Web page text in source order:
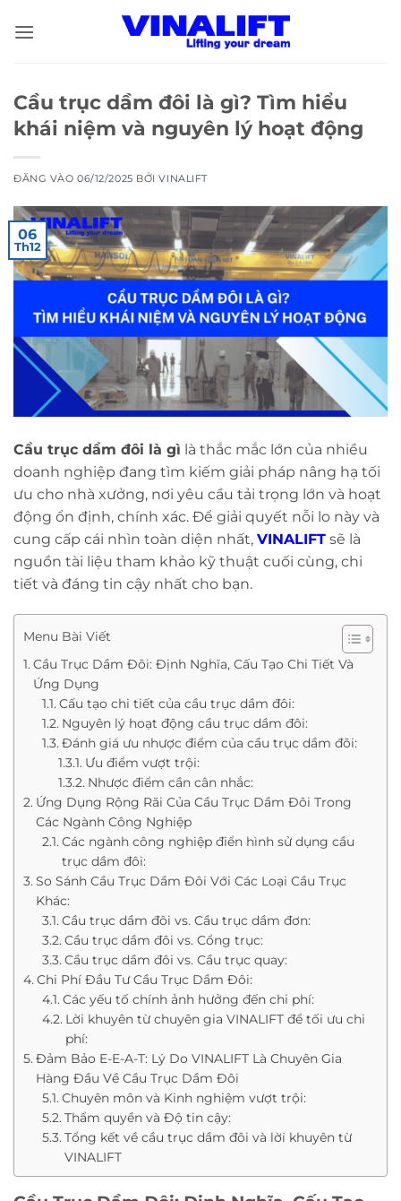
qua
Cầu trục dầm đôi là gì? Tìm hiểu
khái niệm và nguyên lý hoạt động
ĐĂNG VÀO06/12/2025 BỞIVINALIFT
06
Th12
Cầu trục dầm đôi là gì là thắc mắc lớn của nhiều
doanh nghiệp đang tìm kiếm giải pháp nâng hạ tối
ưu cho nhà xưởng, nơi yêu cầu tải trọng lớn và hoạt
động ổn định, chính xác. Để giải quyết nỗi lo này và
cung cấp cái nhìn toàn diện nhất, VINALIFT sẽ là
nguồn tài liệu tham khảo kỹ thuật cuối cùng, chi
tiết và đáng tin cậy nhất cho bạn.
Menu Bài Viết
Cầu Trục Dầm Đôi: Định Nghĩa, Cấu Tạo Chi Tiết Và
Ứng Dụng
Cấu tạo chi tiết của cầu trục dầm đôi:
Nguyên lý hoạt động cầu trục dầm đôi:
Đánh giá ưu nhược điểm của cầu trục dầm đôi:
Ưu điểm vượt trội:
Nhược điểm cần cân nhắc:
Ứng Dụng Rộng Rãi Của Cầu Trục Dầm Đôi Trong
Các Ngành Công Nghiệp
Các ngành công nghiệp điển hình sử dụng cầu
trục dầm đôi:
So Sánh Cầu Trục Dầm Đôi Với Các Loại Cầu Trục
Khác:
Cầu trục dầm đôi vs. Cầu trục dầm đơn:
Cầu trục dầm đôi vs. Cổng trục:
Cầu trục dầm đôi vs. Cầu trục quay:
Chi Phí Đầu Tư Cầu Trục Dầm Đôi:
Các yếu tố chính ảnh hưởng đến chi phí:
Lời khuyên từ chuyên gia VINALIFT để tối ưu chi
phí:
Đảm Bảo E-E-A-T: Lý Do VINALIFT Là Chuyên Gia
Hàng Đầu Về Cầu Trục Dầm Đôi
Chuyên môn và Kinh nghiệm vượt trội:
Thẩm quyền và Độ tin cậy:
Tổng kết về cầu trục dầm đôi và lời khuyên từ
VINALIFT